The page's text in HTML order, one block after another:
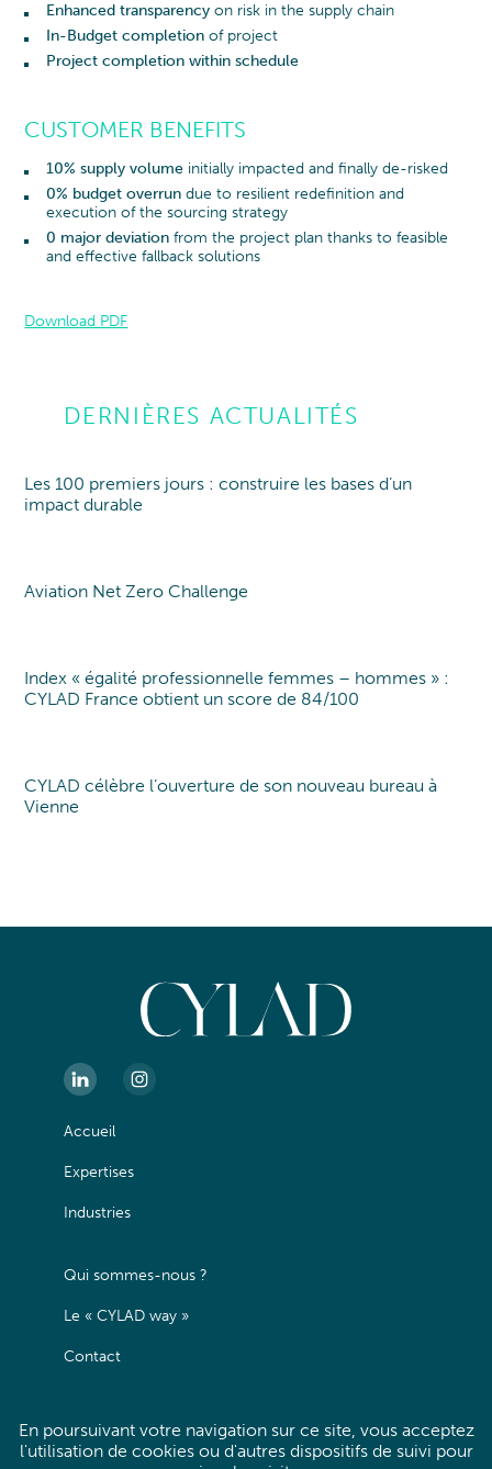
Enhanced transparency on risk in the supply chain
In-Budget completion of project
Project completion within schedule
CUSTOMER BENEFITS
10% supply volume initially impacted and finally de-risked
0% budget overrun due to resilient redefinition and
execution of the sourcing strategy
0 major deviationfrom the project plan thanks to feasible
and effective fallback solutions
Download PDF
DERNIÈRES ACTUALITÉS
Point de vue Point of view
Les 100 premiers jours : construire les bases d’un
impact durable
Point of view
Aviation Net Zero Challenge
Index EgaPro
Index « égalité professionnelle femmes – hommes » :
CYLAD France obtient un score de 84/100
Nouveau bureau
CYLAD célèbre l’ouverture de son nouveau bureau à
Vienne
Accueil
Expertises
Industries
Qui sommes-nous ?
Le « CYLAD way »
Contact
Politique de confidentialité
En poursuivant votre navigation sur ce site, vous acceptez
l'utilisation de cookies ou d'autres dispositifs de suivi pour